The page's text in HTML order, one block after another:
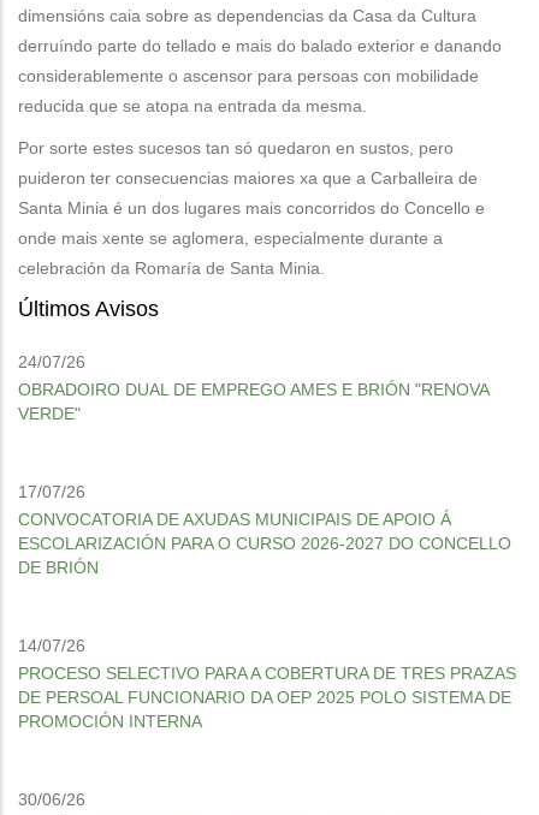
dimensións caia sobre as dependencias da Casa da Cultura
derruíndo parte do tellado e mais do balado exterior e danando
considerablemente o ascensor para persoas con mobilidade
reducida que se atopa na entrada da mesma.
Por sorte estes sucesos tan só quedaron en sustos, pero
puideron ter consecuencias maiores xa que a Carballeira de
Santa Minia é un dos lugares mais concorridos do Concello e
onde mais xente se aglomera, especialmente durante a
celebración da Romaría de Santa Minia.
Últimos Avisos
24/07/26
OBRADOIRO DUAL DE EMPREGO AMES E BRIÓN "RENOVA
VERDE"
17/07/26
CONVOCATORIA DE AXUDAS MUNICIPAIS DE APOIO Á
ESCOLARIZACIÓN PARA O CURSO 2026-2027 DO CONCELLO
DE BRIÓN
14/07/26
PROCESO SELECTIVO PARA A COBERTURA DE TRES PRAZAS
DE PERSOAL FUNCIONARIO DA OEP 2025 POLO SISTEMA DE
PROMOCIÓN INTERNA
30/06/26